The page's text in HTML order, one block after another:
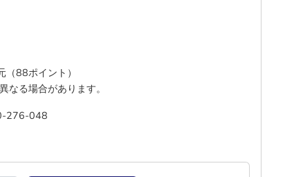
88ポイント）
る場合があります。
276-048